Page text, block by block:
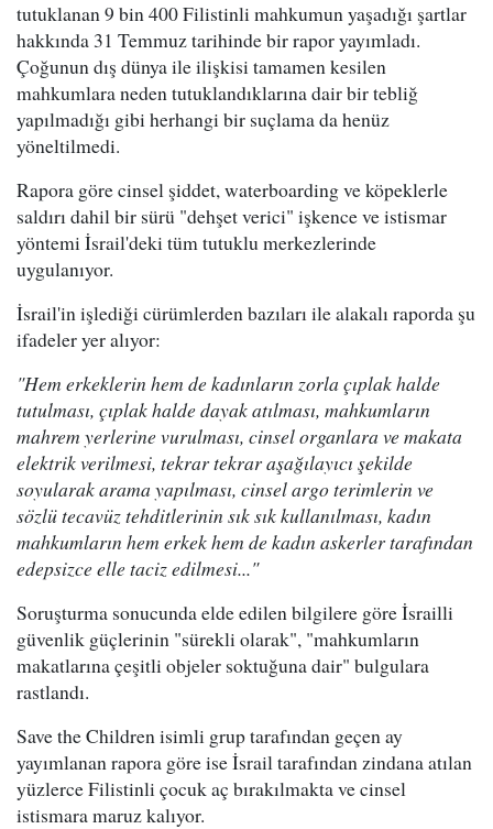
tutuklanan 9 bin 400 Filistinli mahkumun yaşadığı şartlar
hakkında 31 Temmuz tarihinde bir rapor yayımladı.
Çoğunun dış dünya ile ilişkisi tamamen kesilen
mahkumlara neden tutuklandıklarına dair bir tebliğ
yapılmadığı gibi herhangi bir suçlama da henüz
yöneltilmedi.
Rapora göre cinsel şiddet, waterboarding ve köpeklerle
saldırı dahil bir sürü "dehşet verici" işkence ve istismar
yöntemi İsrail'deki tüm tutuklu merkezlerinde
uygulanıyor.
İsrail'in işlediği cürümlerden bazıları ile alakalı raporda şu
ifadeler yer alıyor:
"Hem erkeklerin hem de kadınların zorla çıplak halde
tutulması, çıplak halde dayak atılması, mahkumların
mahrem yerlerine vurulması, cinsel organlara ve makata
elektrik verilmesi, tekrar tekrar aşağılayıcı şekilde
soyularak arama yapılması, cinsel argo terimlerin ve
sözlü tecavüz tehditlerinin sık sık kullanılması, kadın
mahkumların hem erkek hem de kadın askerler tarafından
edepsizce elle taciz edilmesi..."
Soruşturma sonucunda elde edilen bilgilere göre İsrailli
güvenlik güçlerinin "sürekli olarak", "mahkumların
makatlarına çeşitli objeler soktuğuna dair" bulgulara
rastlandı.
Save the Children isimli grup tarafından geçen ay
yayımlanan rapora göre ise İsrail tarafından zindana atılan
yüzlerce Filistinli çocuk aç bırakılmakta ve cinsel
istismara maruz kalıyor.